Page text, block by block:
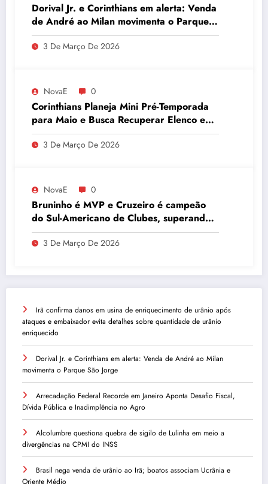
Dorival Jr. e Corinthians em alerta: Venda
de André ao Milan movimenta o Parque
São Jorge
3 De Março De 2026
NovaE 0
Corinthians Planeja Mini Pré-Temporada
para Maio e Busca Recuperar Elenco e
Desempenho
3 De Março De 2026
NovaE 0
Bruninho é MVP e Cruzeiro é campeão
do Sul-Americano de Clubes, superando
Campinas
3 De Março De 2026
Irã confirma danos em usina de enriquecimento de urânio após
ataques e embaixador evita detalhes sobre quantidade de urânio
enriquecido
Dorival Jr. e Corinthians em alerta: Venda de André ao Milan
movimenta o Parque São Jorge
Arrecadação Federal Recorde em Janeiro Aponta Desafio Fiscal,
Dívida Pública e Inadimplência no Agro
Alcolumbre questiona quebra de sigilo de Lulinha em meio a
divergências na CPMI do INSS
Brasil nega venda de urânio ao Irã; boatos associam Ucrânia e
Oriente Médio